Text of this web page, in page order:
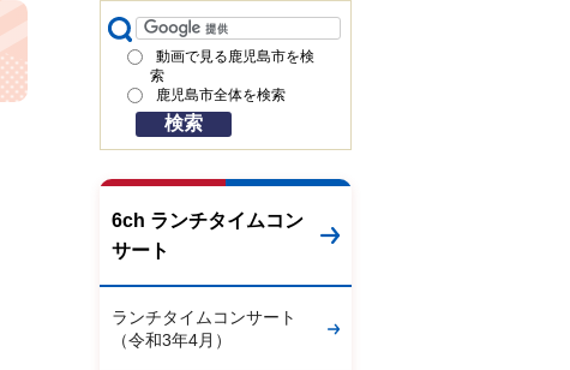
動画で見る鹿児島市を検
索
鹿児島市全体を検索
6ch ランチタイムコン
サート
ランチタイムコンサート
（令和3年4月）